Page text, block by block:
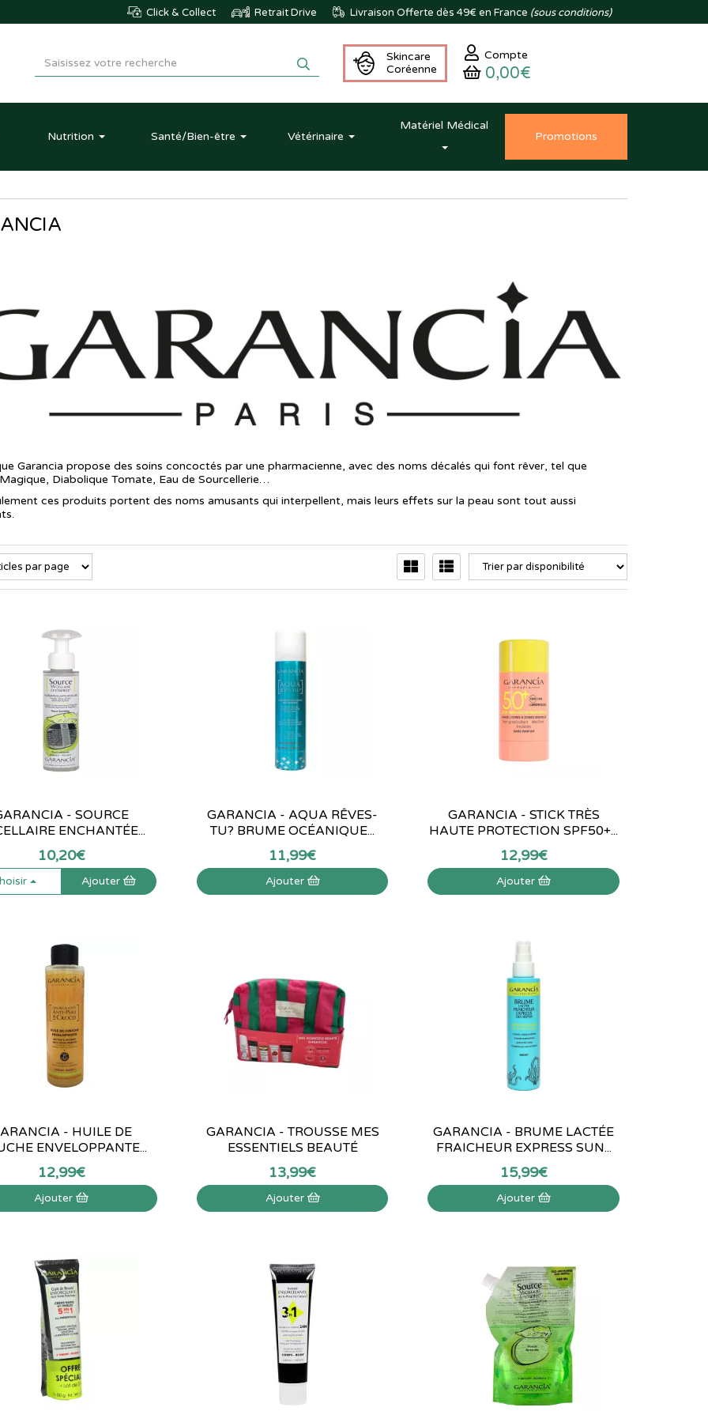
Click & Collect Retrait Drive Livraison Offerte dès 49€ en France (sous conditions)
Skincare
Coréenne
Compte
0,00€
Nutrition Santé/Bien-être Vétérinaire
Matériel Médical
Promotions
Garancia propose des soins concoctés par une pharmacienne, avec des noms décalés qui font rêver, tel que
Diabolique Tomate, Eau de Sourcellerie…
ces produits portent des noms amusants qui interpellent, mais leurs effets sur la peau sont tout aussi
- SOURCE
ENCHANTÉE...
10,20€
Ajouter
GARANCIA - AQUA RÊVES-
TU? BRUME OCÉANIQUE...
11,99€
Ajouter
GARANCIA - STICK TRÈS
HAUTE PROTECTION SPF50+...
12,99€
Ajouter
- HUILE DE
ENVELOPPANTE...
12,99€
Ajouter
GARANCIA - TROUSSE MES
ESSENTIELS BEAUTÉ
13,99€
Ajouter
GARANCIA - BRUME LACTÉE
FRAICHEUR EXPRESS SUN...
15,99€
Ajouter